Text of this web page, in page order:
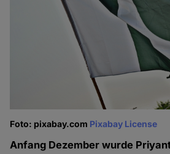
Foto: pixabay.com Pixabay License
Anfang Dezember wurde